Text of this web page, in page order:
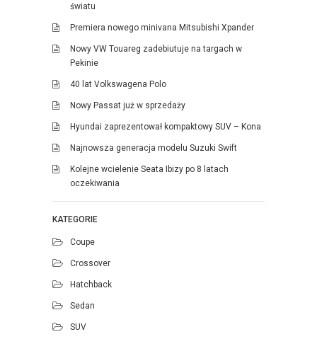
światu
Premiera nowego minivana Mitsubishi Xpander
Nowy VW Touareg zadebiutuje na targach w
Pekinie
40 lat Volkswagena Polo
Nowy Passat już w sprzedaży
Hyundai zaprezentował kompaktowy SUV – Kona
Najnowsza generacja modelu Suzuki Swift
Kolejne wcielenie Seata Ibizy po 8 latach
oczekiwania
KATEGORIE
Coupe
Crossover
Hatchback
Sedan
SUV